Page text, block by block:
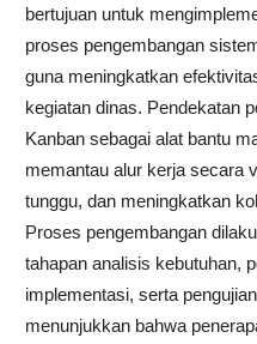
bertujuan untuk
proses pengembangan
guna meningkatkan
kegiatan dinas. Pendekatan
Kanban sebagai alat bantu
memantau alur kerja secara
tunggu, dan meningkatkan
Proses pengembangan
tahapan analisis kebutuhan,
implementasi, serta
menunjukkan bahwa